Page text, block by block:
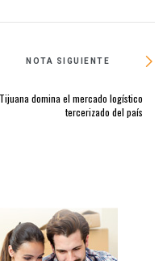
NOTA SIGUIENTE
Tijuana domina el mercado logístico
tercerizado del país